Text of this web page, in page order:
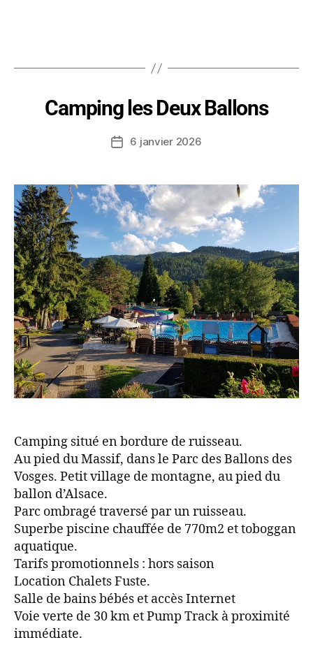
Camping les Deux Ballons
6 janvier 2026
Camping situé en bordure de ruisseau.
Au pied du Massif, dans le Parc des Ballons des
Vosges. Petit village de montagne, au pied du
ballon d’Alsace.
Parc ombragé traversé par un ruisseau.
Superbe piscine chauffée de 770m2 et toboggan
aquatique.
Tarifs promotionnels : hors saison
Location Chalets Fuste.
Salle de bains bébés et accès Internet
Voie verte de 30 km et Pump Track à proximité
immédiate.